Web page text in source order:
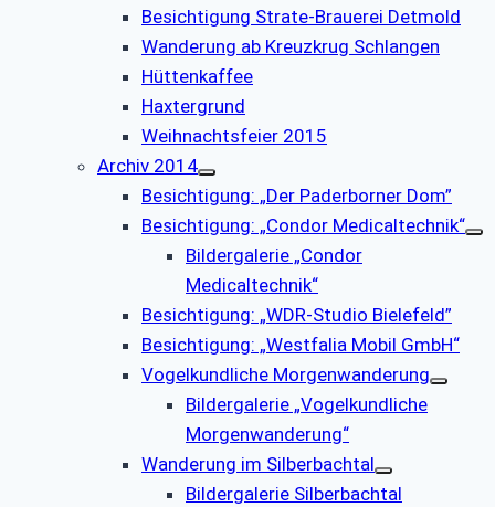
Besichtigung Strate-Brauerei Detmold
Wanderung ab Kreuzkrug Schlangen
Hüttenkaffee
Haxtergrund
Weihnachtsfeier 2015
Archiv 2014
Besichtigung: „Der Paderborner Dom”
Besichtigung: „Condor Medicaltechnik“
Bildergalerie „Condor
Medicaltechnik“
Besichtigung: „WDR-Studio Bielefeld”
Besichtigung: „Westfalia Mobil GmbH“
Vogelkundliche Morgenwanderung
Bildergalerie „Vogelkundliche
Morgenwanderung“
Wanderung im Silberbachtal
Bildergalerie Silberbachtal